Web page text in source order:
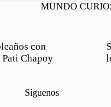
MUNDO
con
Pati Chapoy
Síguenos